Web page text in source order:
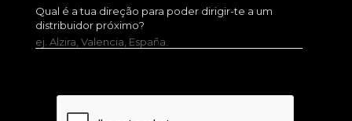
Qual é a tua direção para poder dirigir-te a um
distribuidor próximo?
ej. Alzira, Valencia, España.